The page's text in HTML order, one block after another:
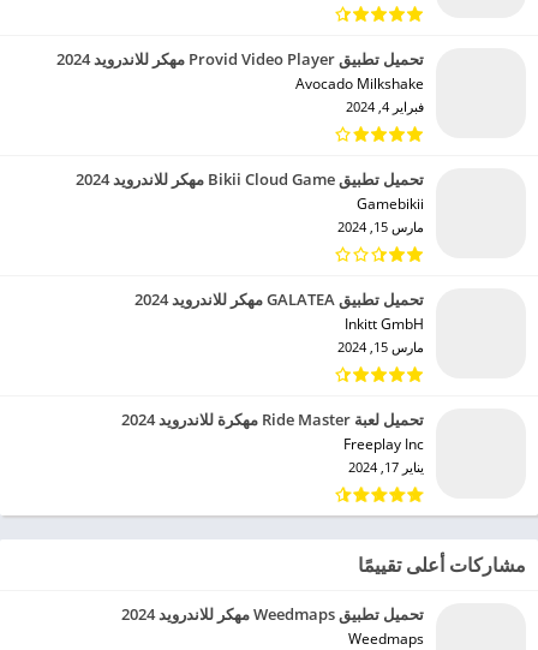
تحميل تطبيق Provid Video Player مهكر للاندرويد 2024
Avocado Milkshake‏
فبراير 4, 2024
تحميل تطبيق Bikii Cloud Game مهكر للاندرويد 2024
Gamebikii‏
مارس 15, 2024
تحميل تطبيق GALATEA مهكر للاندرويد 2024
Inkitt GmbH‏
مارس 15, 2024
تحميل لعبة Ride Master مهكرة للاندرويد 2024
Freeplay Inc‏
يناير 17, 2024
مشاركات أعلى تقييمًا
تحميل تطبيق Weedmaps مهكر للاندرويد 2024
Weedmaps‏